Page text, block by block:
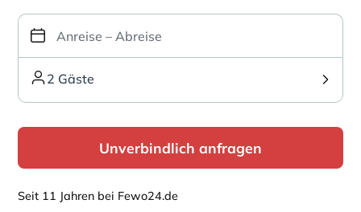
2 Gäste
Unverbindlich anfragen
Seit 11 Jahren bei Fewo24.de